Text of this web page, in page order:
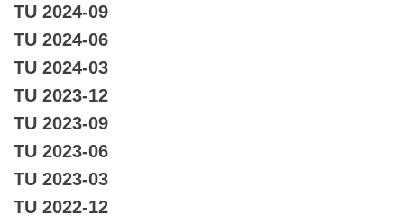
TU 2024-09
TU 2024-06
TU 2024-03
TU 2023-12
TU 2023-09
TU 2023-06
TU 2023-03
TU 2022-12